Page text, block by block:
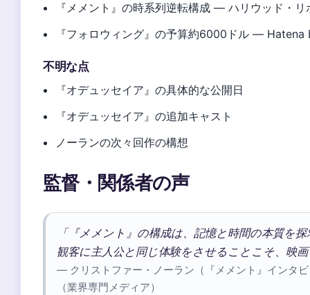
『メメント』の時系列逆転構成 — ハリウッド・
『フォロウィング』の予算約6000ドル — Hatena
不明な点
『オデュッセイア』の具体的な公開日
『オデュッセイア』の追加キャスト
ノーランの次々回作の構想
監督・関係者の声
「『メメント』の構成は、記憶と時間の本質を
観客に主人公と同じ体験をさせることこそ、映
— クリストファー・ノーラン（『メメント』インタ
（業界専門メディア）